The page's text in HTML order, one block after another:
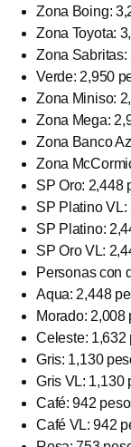
Zona Boing:
Zona Toyota:
Zona Sabritas:
Verde: 2,950
Zona Miniso:
Zona Mega:
Zona Banco
Zona
SP Oro: 2,448
SP Platino VL:
SP Platino:
SP Oro VL:
Personas con
Aqua: 2,448
Morado: 2,008
Celeste: 1,632
Gris: 1,130
Gris VL: 1,130
Café: 942
Café VL: 942